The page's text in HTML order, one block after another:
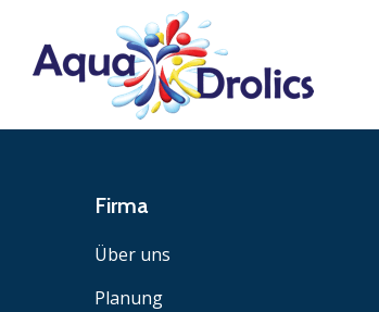
Firma
Über uns
Planung